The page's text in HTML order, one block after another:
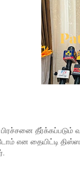
பிரச்சனை
என தையிட்டி திஸ்ஸ